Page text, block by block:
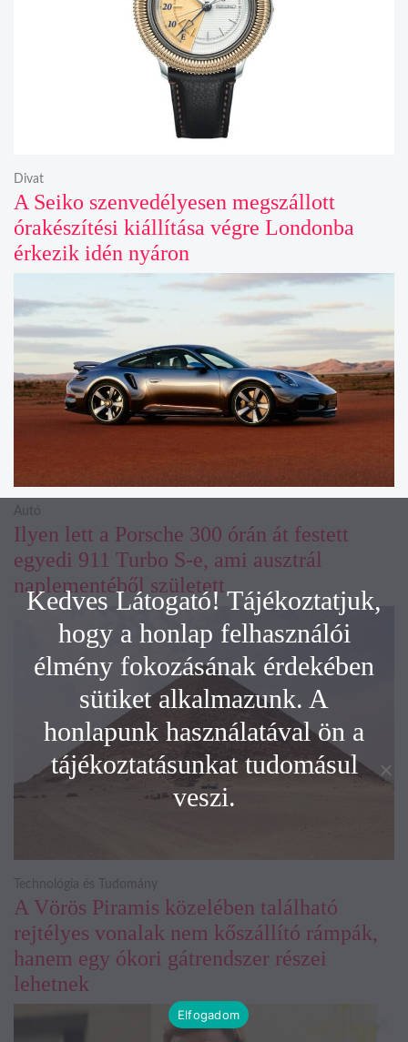
A Seiko szenvedélyesen megszállott
órakészítési kiállítása végre Londonba
érkezik idén nyáron
Divat
Ilyen lett a Porsche 300 órán át festett
egyedi 911 Turbo S-e, ami ausztrál
naplementéből született
Autó
A Vörös Piramis közelében található
rejtélyes vonalak nem kőszállító rámpák,
hanem egy ókori gátrendszer részei
lehetnek
Technológia és Tudomány
Kedves Látogató! Tájékoztatjuk,
hogy a honlap felhasználói
élmény fokozásának érdekében
sütiket alkalmazunk. A
honlapunk használatával ön a
tájékoztatásunkat tudomásul
veszi.
Elfogadom